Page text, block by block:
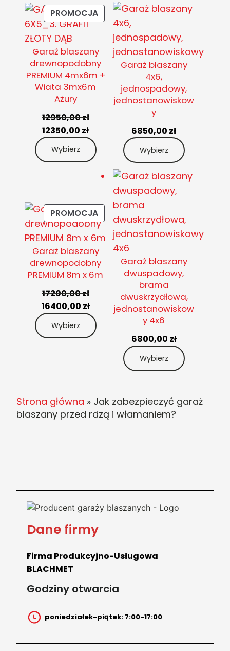
PROMOCJAPRODUKT
W
PROMOCJI
Garaż blaszany
drewnopodobny
PREMIUM 4mx6m +
Wiata 3mx6m
Ażury
12950,00zł
Pierwotna
cena
wynosiła:
12950,00 zł.
12350,00 złAktualna
cena
wynosi:
12350,00 zł.
Wybierz
Garaż blaszany
4x6,
jednospadowy,
jednostanowiskow
y
6850,00 zł
Wybierz
PROMOCJAPRODUKT
W
PROMOCJI
Garaż blaszany
drewnopodobny
PREMIUM 8m x 6m
17200,00zł
Pierwotna
cena
wynosiła:
17200,00 zł.
16400,00 złAktualna
cena
wynosi:
16400,00 zł.
Wybierz
Garaż blaszany
dwuspadowy,
brama
dwuskrzydłowa,
jednostanowiskow
y 4x6
6800,00 zł
Wybierz
Strona główna » Jak zabezpieczyć garaż
blaszany przed rdzą i włamaniem?
Dane firmy
Firma Produkcyjno-Usługowa
BLACHMET
Godziny otwarcia
poniedziałek-piątek: 7:00-17:00